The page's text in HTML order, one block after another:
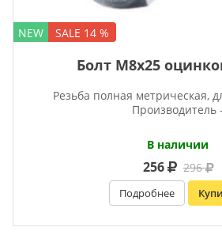
NEW SALE 14 %
Болт М8х25
Резьба полная метрическая,
Производитель -
В наличии
256 296
Подробнее